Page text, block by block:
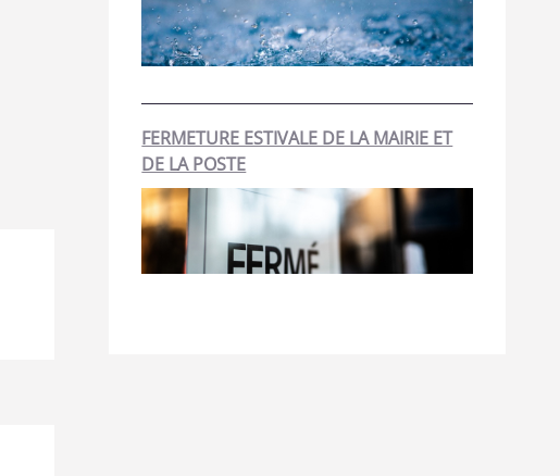
FERMETURE ESTIVALE DE LA MAIRIE ET
DE LA POSTE